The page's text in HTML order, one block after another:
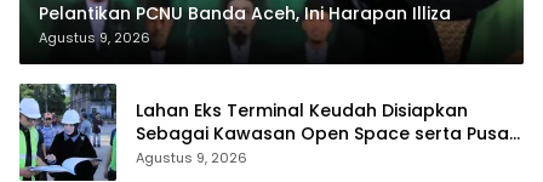
Pelantikan PCNU Banda Aceh, Ini Harapan Illiza
Agustus 9, 2026
Lahan Eks Terminal Keudah Disiapkan
Sebagai Kawasan Open Space serta Pusat
Bisnis Terintegrasi
Agustus 9, 2026